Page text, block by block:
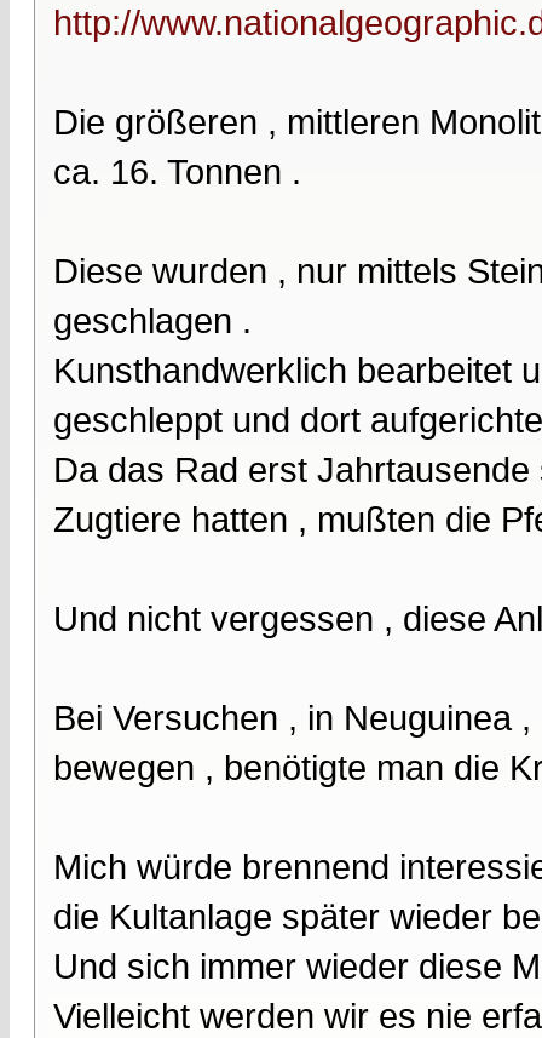
http://
Die größeren , mittleren
ca. 16. Tonnen .
Diese wurden , nur mittels
geschlagen .
Kunsthandwerklich bearbeitet
geschleppt und dort
Da das Rad erst
Zugtiere hatten , mußten die
Und nicht vergessen , diese
Bei Versuchen , in Neuguinea
bewegen , benötigte man die
Mich würde brennend
die Kultanlage später wieder
Und sich immer wieder diese
Vielleicht werden wir es nie